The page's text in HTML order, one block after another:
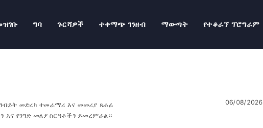
ግባ ጉርሻዎች ተቀማጭ ገንዘብ ማውጣት የተቆራኘ ፕሮግራም
መድረክ ተመራማሪ እና መመሪያ ጸሐፊ
እና የንግድ መለያ ስርዓቶችን ይመረምራል።
06/08/2026